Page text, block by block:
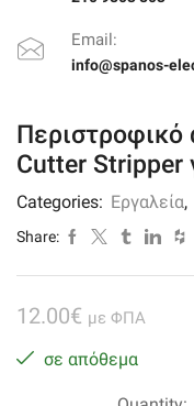
Email:
info@spanos-
Cutter Stripper
Categories: Εργαλεία,
Share:
12.00€ με ΦΠΑ
σε απόθεμα